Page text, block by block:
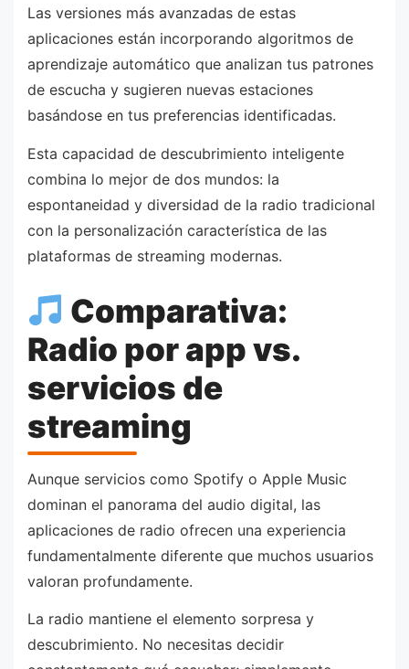
Las versiones más avanzadas de estas
aplicaciones están incorporando algoritmos de
aprendizaje automático que analizan tus patrones
de escucha y sugieren nuevas estaciones
basándose en tus preferencias identificadas.
Esta capacidad de descubrimiento inteligente
combina lo mejor de dos mundos: la
espontaneidad y diversidad de la radio tradicional
con la personalización característica de las
plataformas de streaming modernas.
Comparativa:
Radio por app vs.
servicios de
streaming
Aunque servicios como Spotify o Apple Music
dominan el panorama del audio digital, las
aplicaciones de radio ofrecen una experiencia
fundamentalmente diferente que muchos usuarios
valoran profundamente.
La radio mantiene el elemento sorpresa y
descubrimiento. No necesitas decidir